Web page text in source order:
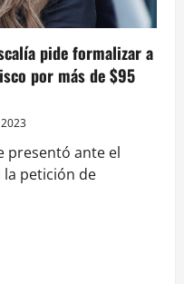
pide formalizar a
por más de $95
presentó ante el
la petición de